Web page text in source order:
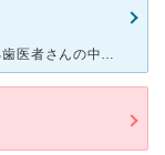
虫歯が痛くなり通いました。 近所の何件かある歯医者さんの中からネットで検索して一番雰囲気が良さそうな歯医者さんを選びました。 初診は電話で問い合わせて予約しました。 問診票を細かく記入し、すべて